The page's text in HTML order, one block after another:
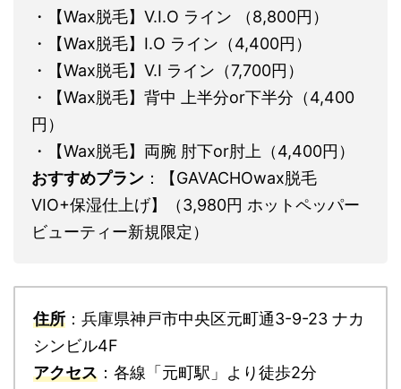
・【Wax脱毛】V.I.O ライン （8,800円）
・【Wax脱毛】I.O ライン（4,400円）
・【Wax脱毛】V.I ライン（7,700円）
・【Wax脱毛】背中 上半分or下半分（4,400
円）
・【Wax脱毛】両腕 肘下or肘上（4,400円）
おすすめプラン ：【GAVACHOwax脱毛
VIO+保湿仕上げ】（3,980円 ホットペッパー
ビューティー新規限定）
住所 ：兵庫県神戸市中央区元町通3-9-23 ナカ
シンビル4F
アクセス ：各線「元町駅」より徒歩2分